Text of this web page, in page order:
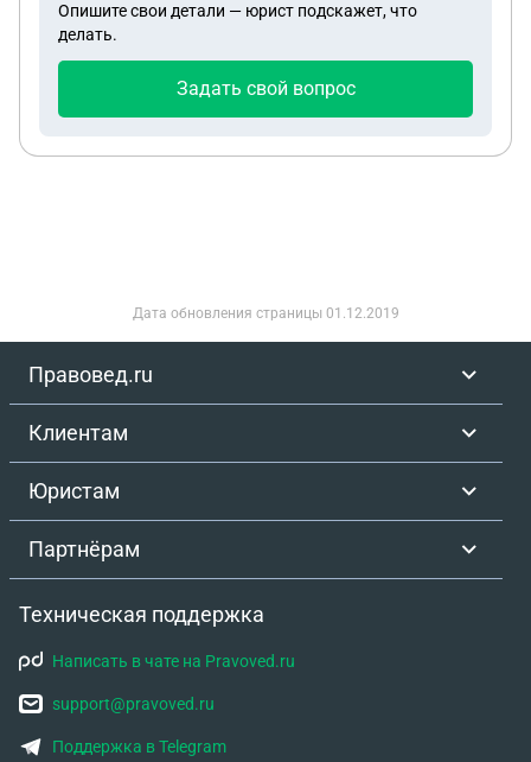
Опишите свои детали — юрист подскажет, что
делать.
Задать свой вопрос
Дата обновления страницы 01.12.2019
Правовед.ru
Клиентам
Юристам
Партнёрам
Техническая поддержка
Написать в чате на Pravoved.ru
support@pravoved.ru
Поддержка в Telegram